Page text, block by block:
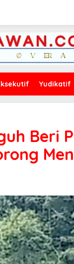
Yudikatif
Beri